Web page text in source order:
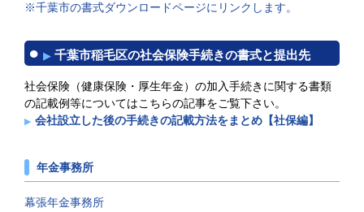
※千葉市の書式ダウンロードページにリンクします。
千葉市稲毛区の社会保険手続きの書式と提出先
社会保険（健康保険・厚生年金）の加入手続きに関する書類
の記載例等についてはこちらの記事をご覧下さい。
会社設立した後の手続きの記載方法をまとめ【社保編】
年金事務所
幕張年金事務所